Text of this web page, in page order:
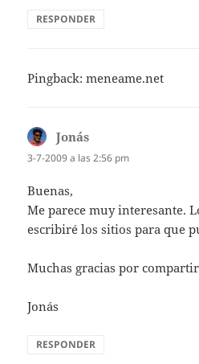
RESPONDER
Pingback:meneame.net
Jonás
3-7-2009 a las 2:56 pm
Buenas,
Me parece muy interesante.
escribiré los sitios para que
Muchas gracias por
Jonás
RESPONDER